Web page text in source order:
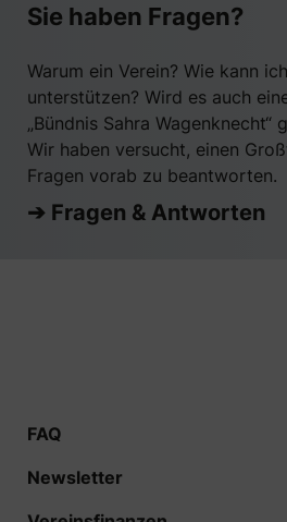
Sie haben Fragen?
Warum ein Verein? Wie kann
unterstützen? Wird es auch
„Bündnis Sahra Wagenknecht“
Wir haben versucht, einen
Fragen vorab zu beantworten.
➔ Fragen & Antworten
FAQ
Newsletter